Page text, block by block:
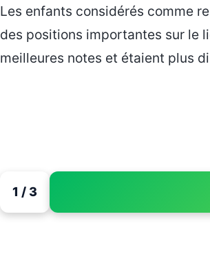
Les enfants considérés comme
des positions importantes sur le
meilleures notes et étaient plus
1 / 3